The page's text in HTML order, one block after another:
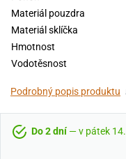
Materiál pouzdra
Materiál sklíčka
Hmotnost
Vodotěsnost
Podrobný popis produktu
Do 2 dní— v pátek